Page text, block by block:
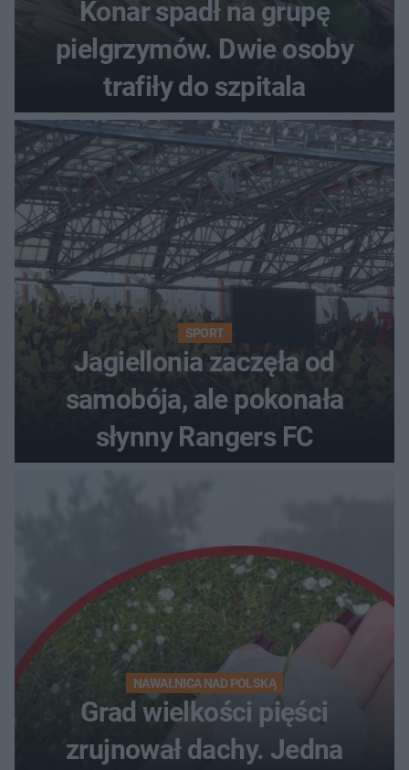
Konar spadł na grupę
pielgrzymów. Dwie osoby
trafiły do szpitala
SPORT
Jagiellonia zaczęła od
samobója, ale pokonała
słynny Rangers FC
NAWAŁNICA NAD POLSKĄ
Grad wielkości pięści
zrujnował dachy. Jedna